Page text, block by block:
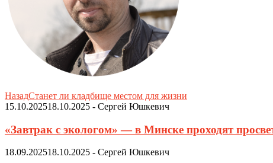
НазадСтанет ли кладбище местом для жизни
15.10.202518.10.2025 - Сергей Юшкевич
«Завтрак с экологом» — в Минске проходят
18.09.202518.10.2025 - Сергей Юшкевич